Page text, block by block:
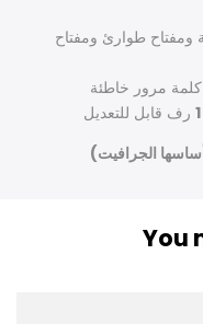
ومفتاح طوارئ ومفتاح
كلمة مرور خاطئة
1 رف قابل للتعديل
الجرافيت)
You